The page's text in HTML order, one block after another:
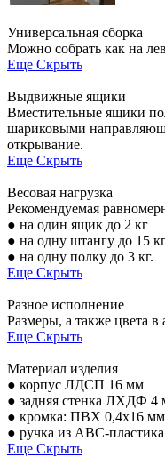
Универсальная сборка
Можно собрать как на
Еще Скрыть
Выдвижные ящики
Вместительные ящики
шариковыми
открывание.
Еще Скрыть
Весовая нагрузка
Рекомендуемая
● на один ящик до 2 кг
● на одну штангу до 15
● на одну полку до 3 кг.
Еще Скрыть
Разное исполнение
Размеры, а также цвета в
Еще Скрыть
Материал изделия
● корпус ЛДСП 16 мм
● задняя стенка ЛХДФ 4
● кромка: ПВХ 0,4х16 мм
● ручка из ABC-
Еще Скрыть